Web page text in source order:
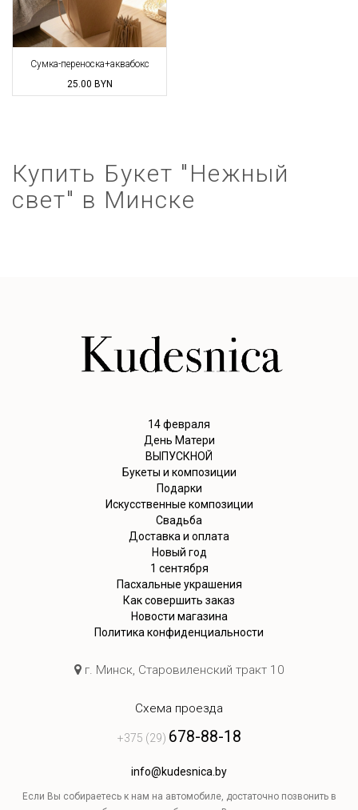
Сумка-переноска+аквабокс
25.00 BYN
Купить Букет "Нежный
свет" в Минске
14 февраля
День Матери
ВЫПУСКНОЙ
Букеты и композиции
Подарки
Искусственные композиции
Свадьба
Доставка и оплата
Новый год
1 сентября
Пасхальные украшения
Как совершить заказ
Новости магазина
Политика конфиденциальности
г. Минск, Старовиленский тракт 10
Схема проезда
+375 (29) 678-88-18
info@kudesnica.by
Если Вы собираетесь к нам на автомобиле, достаточно позвонить в